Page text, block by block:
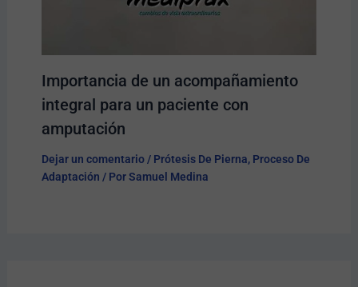
Importancia de un acompañamiento
integral para un paciente con
amputación
Dejar un comentario / Prótesis De Pierna, Proceso De
Adaptación / PorSamuel Medina